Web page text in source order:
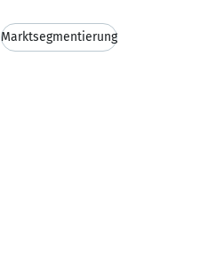
Marktsegmentierung